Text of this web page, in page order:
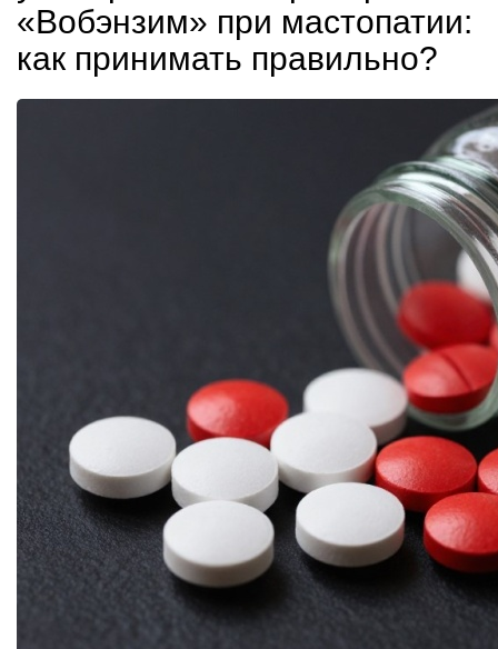
«Вобэнзим» при мастопатии:
как принимать правильно?